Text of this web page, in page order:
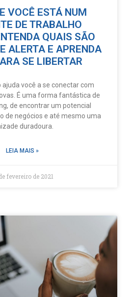
VOCÊ ESTÁ NUM
DE TRABALHO
QUAIS SÃO
ALERTA E APRENDA
SE LIBERTAR
ajuda você a se conectar com
É uma forma fantástica de
de encontrar um potencial
de negócios e até mesmo uma
duradoura.
LEIA MAIS »
fevereiro de 2021